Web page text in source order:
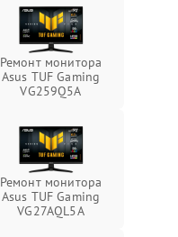
Ремонт монитора
Asus TUF Gaming
VG259Q5A
Ремонт монитора
Asus TUF Gaming
VG27AQL5A